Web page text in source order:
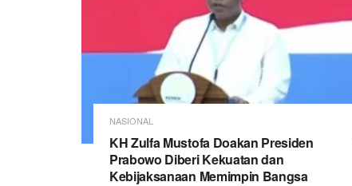
NASIONAL
KH Zulfa Mustofa Doakan Presiden
Prabowo Diberi Kekuatan dan
Kebijaksanaan Memimpin Bangsa